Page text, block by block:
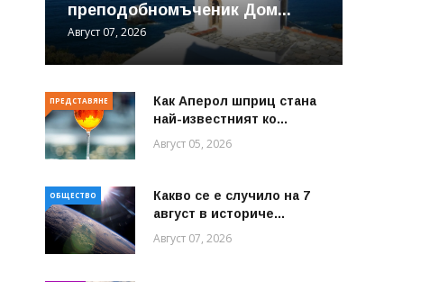
преподобномъченик Дом...
Август 07, 2026
ПРЕДСТАВЯНЕ
Как Аперол шприц стана
най-известният ко...
Август 05, 2026
ОБЩЕСТВО
Какво се е случило на 7
август в историче...
Август 07, 2026